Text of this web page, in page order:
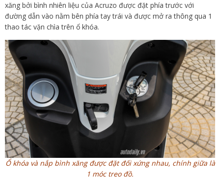
xăng bởi bình nhiên liệu của Acruzo được đặt phía trước với
đường dẫn vào nằm bên phía tay trái và được mở ra thông qua 1
thao tác vặn chìa trên ổ khóa.
Ổ khóa và nắp bình xăng được đặt đối xứng nhau, chính giữa là
1 móc treo đồ.